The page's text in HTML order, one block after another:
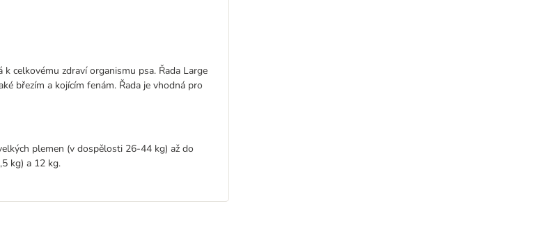
celkovému zdraví organismu psa. Řada Large
březím a kojícím fenám. Řada je vhodná pro
plemen (v dospělosti 26-44 kg) až do
kg) a 12 kg.